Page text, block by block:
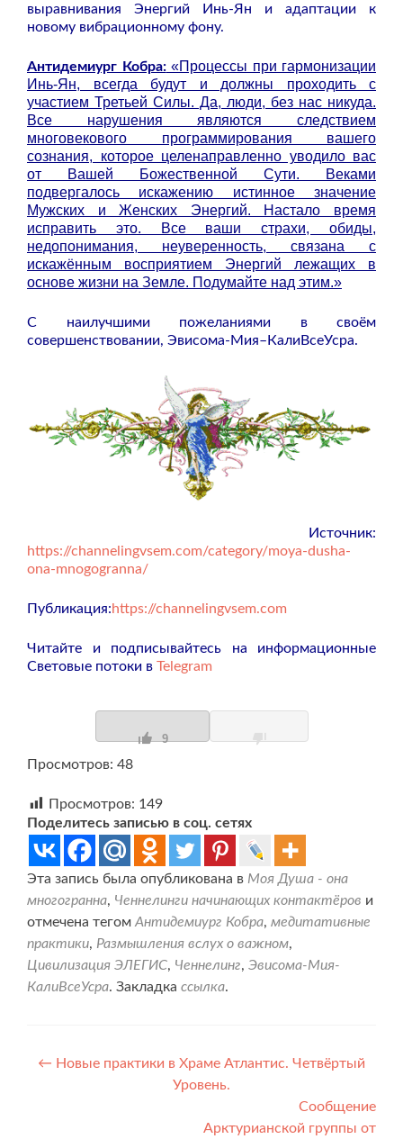
выравнивания Энергий Инь-Ян и адаптации к
новому вибрационному фону.
Антидемиург Кобра: «Процессы при гармонизации
Инь-Ян, всегда будут и должны проходить с
участием Третьей Силы. Да, люди, без нас никуда.
Все нарушения являются следствием
многовекового программирования вашего
сознания, которое целенаправленно уводило вас
от Вашей Божественной Сути. Веками
подвергалось искажению истинное значение
Мужских и Женских Энергий. Настало время
исправить это. Все ваши страхи, обиды,
недопонимания, неуверенность, связана с
искажённым восприятием Энергий лежащих в
основе жизни на Земле. Подумайте над этим.»
С наилучшими пожеланиями в своём
совершенствовании, Эвисома-Мия–КалиВсеУсра.
Источник:
https://channelingvsem.com/category/moya-dusha-
ona-mnogogranna/
Публикация:https://channelingvsem.com
Читайте и подписывайтесь на информационные
Световые потоки в Telegram
9
Просмотров: 48
Просмотров: 149
Поделитесь записью в соц. сетях
Эта запись была опубликована в Моя Душа - она
многогранна, Ченнелинги начинающих контактёров и
отмечена тегом Антидемиург Кобра, медитативные
практики, Размышления вслух о важном,
Цивилизация ЭЛЕГИС, Ченнелинг, Эвисома-Мия-
КалиВсеУсра. Закладка ссылка.
Навигация
← Новые практики в Храме Атлантис. Четвёртый
Уровень.
Сообщение
Арктурианской группы от